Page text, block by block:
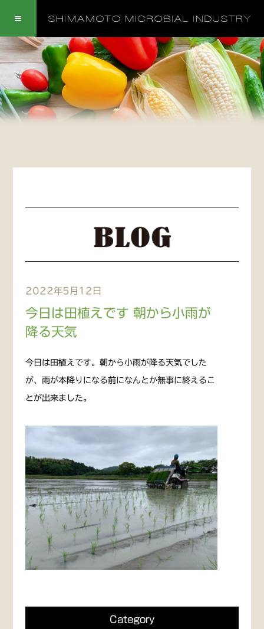
2022年5月12日
今日は田植えです 朝から小雨が
降る天気
今日は田植えです。朝から小雨が降る天気でした
が、雨が本降りになる前になんとか無事に終えるこ
とが出来ました。
Category